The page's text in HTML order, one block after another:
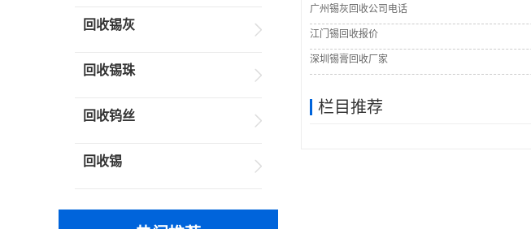
广州锡灰回收公司电话
江门锡回收报价
深圳锡膏回收厂家
栏目推荐
回收锡灰
回收锡珠
回收钨丝
回收锡